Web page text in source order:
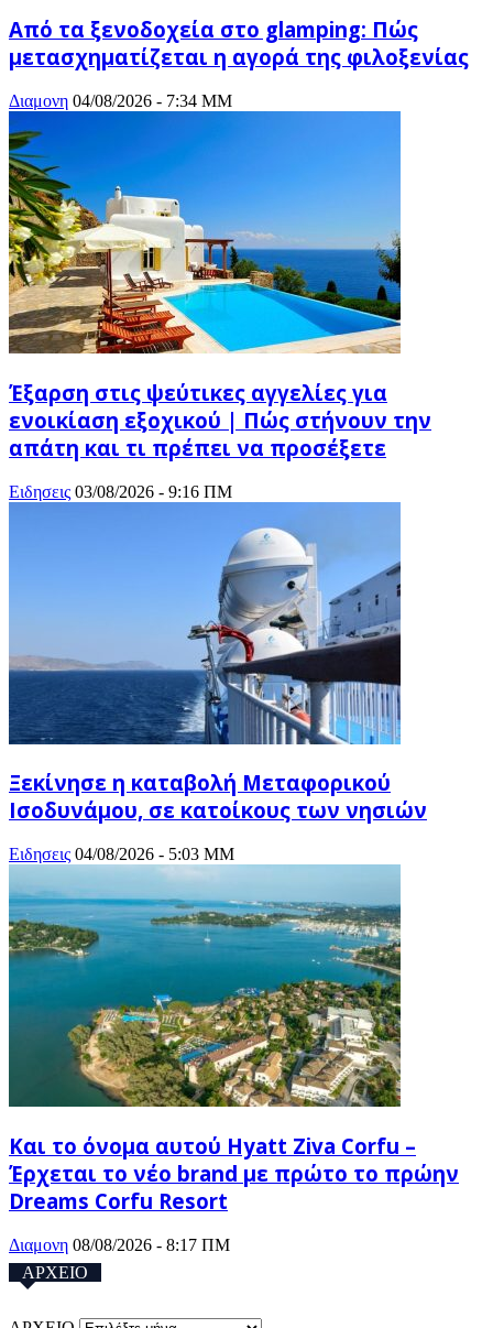
Από τα ξενοδοχεία στο glamping: Πώς
μετασχηματίζεται η αγορά της φιλοξενίας
Διαμονη 04/08/2026 - 7:34 ΜΜ
Έξαρση στις ψεύτικες αγγελίες για
ενοικίαση εξοχικού | Πώς στήνουν την
απάτη και τι πρέπει να προσέξετε
Ειδησεις 03/08/2026 - 9:16 ΠΜ
Ξεκίνησε η καταβολή Μεταφορικού
Ισοδυνάμου, σε κατοίκους των νησιών
Ειδησεις 04/08/2026 - 5:03 ΜΜ
Και το όνομα αυτού Hyatt Ziva Corfu –
Έρχεται το νέο brand με πρώτο το πρώην
Dreams Corfu Resort
Διαμονη 08/08/2026 - 8:17 ΠΜ
ΑΡΧΕΙΟ